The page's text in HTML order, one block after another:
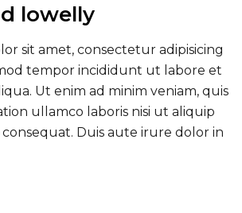
lowelly
sit amet, consectetur adipisicing
tempor incididunt ut labore et
Ut enim ad minim veniam, quis
ullamco laboris nisi ut aliquip
Duis aute irure dolor in